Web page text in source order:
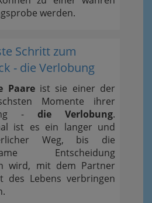
werden.
Schritt zum
- die Verlobung
Paareist sie einer der
Momente ihrer
- die Verlobung.
ist es ein langer und
Weg, bis die
Entscheidung
wird, mit dem Partner
des Lebens verbringen